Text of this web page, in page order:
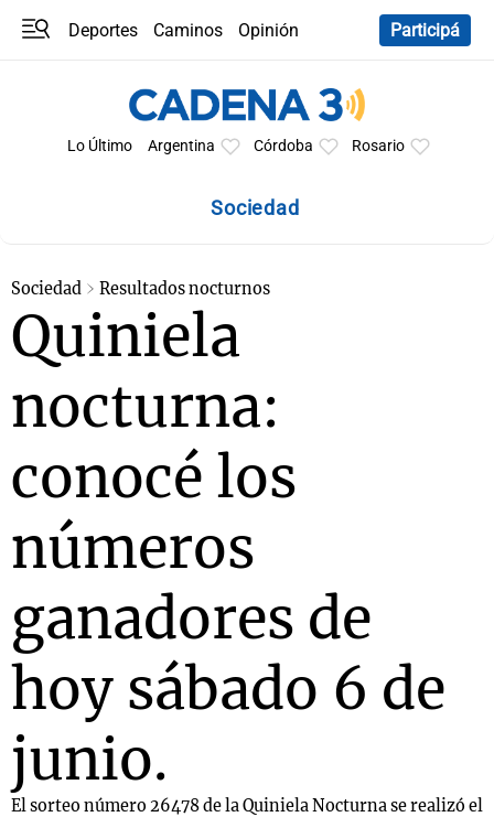
Deportes Caminos
Opinión
Participá
Lo Último Argentina Córdoba Rosario
Sociedad
Sociedad Resultados nocturnos
Quiniela
nocturna:
conocé los
números
ganadores de
hoy sábado 6 de
junio.
El sorteo número 26478 de la Quiniela Nocturna se realizó el